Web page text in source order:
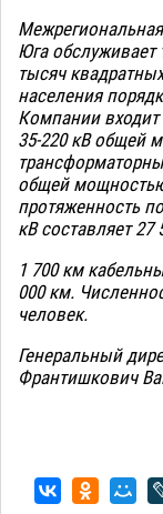
Юга
тысяч
населения
Компании
35-220 кВ общей
общей
протяженность
кВ составляет 27
1 700 км
000 км.
человек.
Генеральный
Франтишкович